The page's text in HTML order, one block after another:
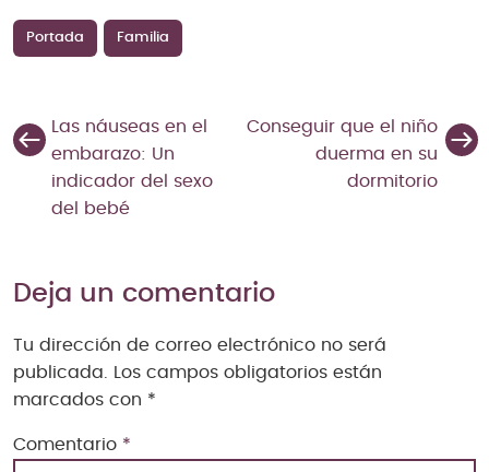
Portada Familia
Las náuseas en el
embarazo: Un
indicador del sexo
del bebé
Conseguir que el niño
duerma en su
dormitorio
Deja un comentario
Tu dirección de correo electrónico no será
publicada.
Los campos obligatorios están
marcados con *
Comentario *